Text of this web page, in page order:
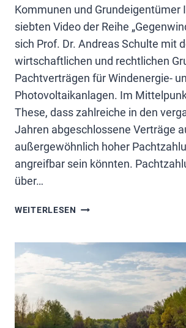
Kommunen und Grundeigentümer
siebten Video der Reihe
sich Prof. Dr. Andreas Schulte mit
wirtschaftlichen und rechtlichen
Pachtverträgen für Windenergie-
Photovoltaikanlagen. Im
These, dass zahlreiche in den
Jahren abgeschlossene Verträge
außergewöhnlich hoher
angreifbar sein könnten.
über…
WEITERLESEN WINDKRAFT:
PROF.
SCHULTE